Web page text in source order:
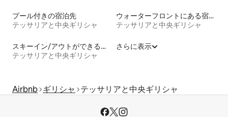
プール付きの宿泊先
テッサリアと中央ギリシャ
ウォーターフロントにある宿泊施設
テッサリアと中央ギリシャ
スキーイン/アウトができる宿泊先
テッサリアと中央ギリシャ
さらに表示
Airbnb ギリシャ テッサリアと中央ギリシャ